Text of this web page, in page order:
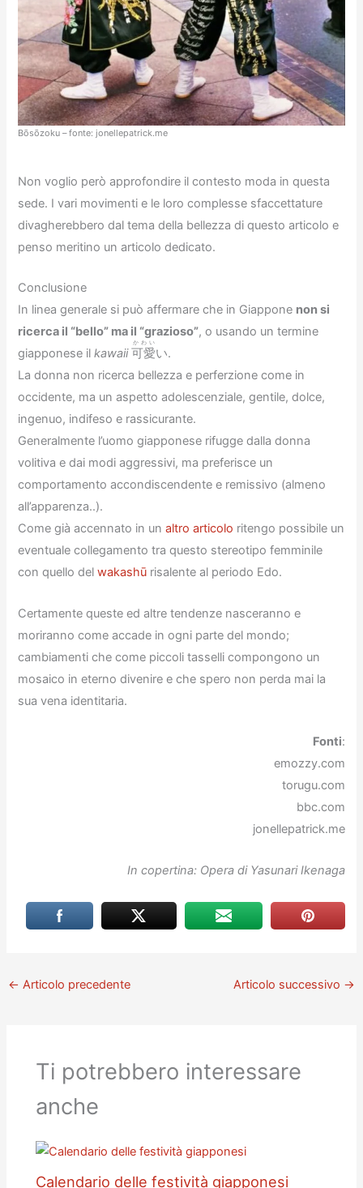
Bōsōzoku – fonte: jonellepatrick.me
Non voglio però approfondire il contesto moda in questa
sede. I vari movimenti e le loro complesse sfaccettature
divagherebbero dal tema della bellezza di questo articolo e
penso meritino un articolo dedicato.
Conclusione
In linea generale si può affermare che in Giappone non si
ricerca il “bello” ma il “grazioso”, o usando un termine
giapponese ilkawaii 可愛
かわい
い.
La donna non ricerca bellezza e perferzione come in
occidente, ma un aspetto adolescenziale, gentile, dolce,
ingenuo, indifeso e rassicurante.
Generalmente l’uomo giapponese rifugge dalla donna
volitiva e dai modi aggressivi, ma preferisce un
comportamento accondiscendente e remissivo (almeno
all’apparenza..).
Come già accennato in unaltro articolo ritengo possibile un
eventuale collegamento tra questo stereotipo femminile
con quello delwakashū risalente al periodo Edo.
Certamente queste ed altre tendenze nasceranno e
moriranno come accade in ogni parte del mondo;
cambiamenti che come piccoli tasselli compongono un
mosaico in eterno divenire e che spero non perda mai la
sua vena identitaria.
Fonti:
emozzy.com
torugu.com
bbc.com
jonellepatrick.me
In copertina: Opera di Yasunari Ikenaga
← Articolo precedente Articolo successivo →
Ti potrebbero interessare
anche
Calendario delle festività giapponesi